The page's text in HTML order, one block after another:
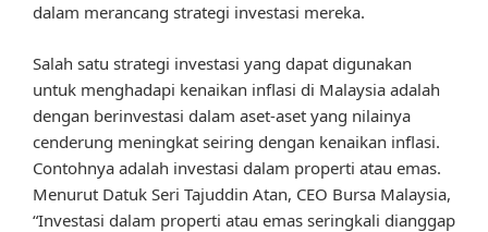
dalam merancang strategi investasi mereka.
Salah satu strategi investasi yang dapat digunakan
untuk menghadapi kenaikan inflasi di Malaysia adalah
dengan berinvestasi dalam aset-aset yang nilainya
cenderung meningkat seiring dengan kenaikan inflasi.
Contohnya adalah investasi dalam properti atau emas.
Menurut Datuk Seri Tajuddin Atan, CEO Bursa Malaysia,
“Investasi dalam properti atau emas seringkali dianggap